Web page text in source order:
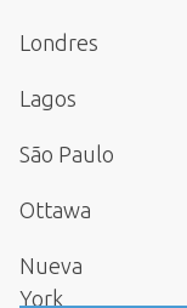
Londres
Lagos
São Paulo
Ottawa
Nueva
York